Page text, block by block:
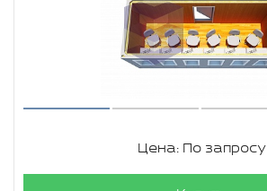
Цена: По запросу